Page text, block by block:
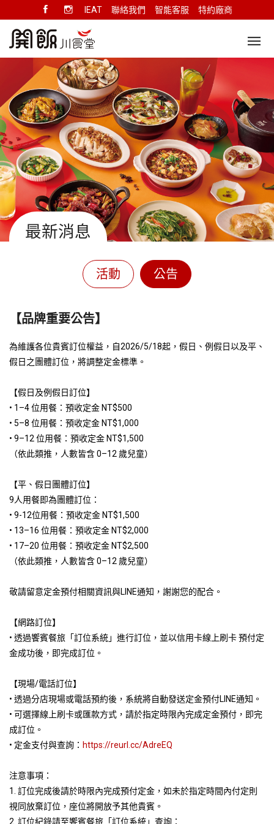
IEAT 聯絡我們 智能客服 特約廠商
最新消息
活動 公告
【品牌重要公告】
為維護各位貴賓訂位權益，自2026/5/18起，假日、例假日以及平、
假日之團體訂位，將調整定金標準。
【假日及例假日訂位】
• 1–4 位用餐：預收定金 NT$500
• 5–8 位用餐：預收定金 NT$1,000
• 9–12 位用餐：預收定金 NT$1,500
（依此類推，人數皆含 0–12 歲兒童）
【平、假日團體訂位】
9人用餐即為團體訂位：
• 9-12位用餐：預收定金 NT$1,500
• 13–16 位用餐：預收定金 NT$2,000
• 17–20 位用餐：預收定金 NT$2,500
（依此類推，人數皆含 0–12 歲兒童）
敬請留意定金預付相關資訊與LINE通知，謝謝您的配合。
【網路訂位】
• 透過饗賓餐旅「訂位系統」進行訂位，並以信用卡線上刷卡 預付定
金成功後，即完成訂位。
【現場/電話訂位】
• 透過分店現場或電話預約後，系統將自動發送定金預付LINE通知。
• 可選擇線上刷卡或匯款方式，請於指定時限內完成定金預付，即完
成訂位。
• 定金支付與查詢： https://reurl.cc/AdreEQ
注意事項：
1. 訂位完成後請於時限內完成預付定金，如未於指定時間內付定則
視同放棄訂位，座位將開放予其他貴賓。
2. 訂位紀錄請至饗賓餐旅「訂位系統」查詢：